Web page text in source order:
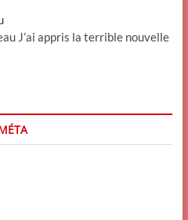
J’ai appris la terrible nouvelle